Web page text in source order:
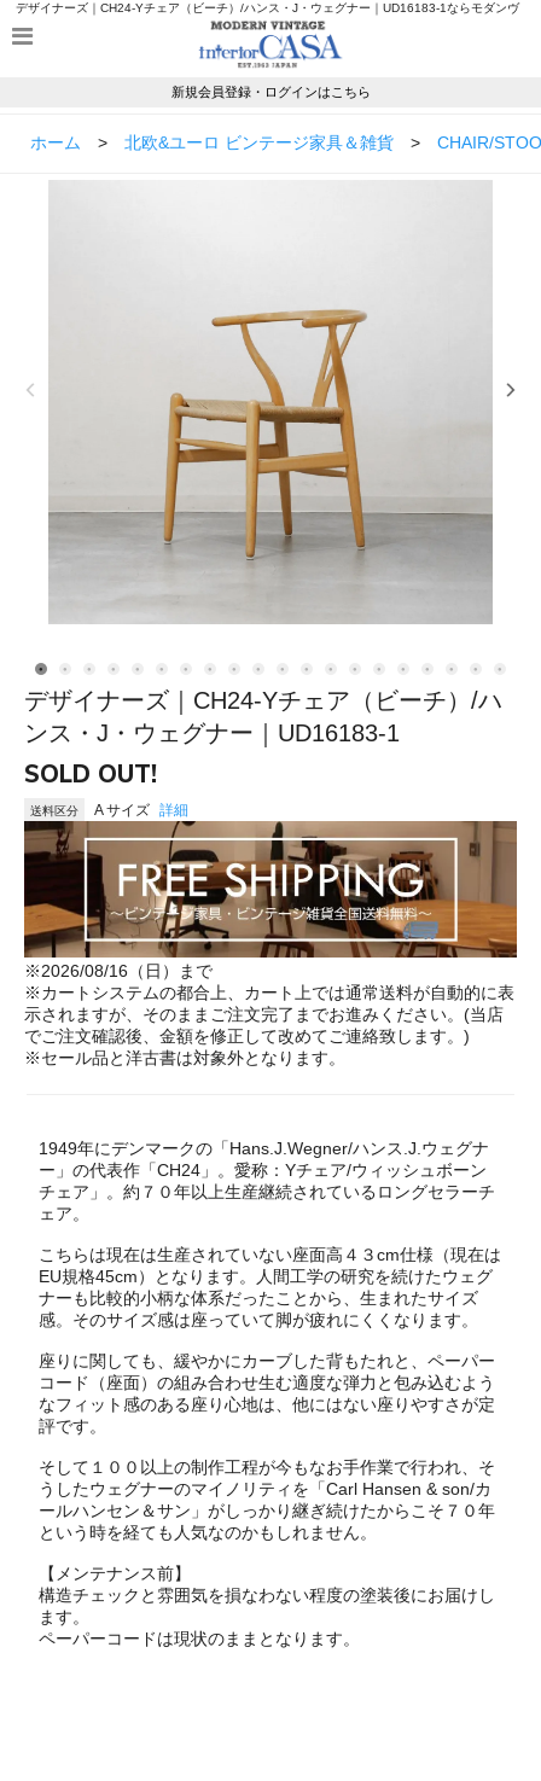
デザイナーズ｜CH24-Yチェア（ビーチ）/ハンス・J・ウェグナー｜UD16183-1ならモダンヴ
新規会員登録・ログインはこちら
ホーム > 北欧&ユーロ ビンテージ家具＆雑貨 > CHAIR/
デザイナーズ｜CH24-Yチェア（ビーチ）/ハ
ンス・J・ウェグナー｜UD16183-1
SOLD OUT!
送料区分 A サイズ 詳細
※2026/08/16（日）まで
※カートシステムの都合上、カート上では通常送料が自動的に表
示されますが、そのままご注文完了までお進みください。(当店
でご注文確認後、金額を修正して改めてご連絡致します。)
※セール品と洋古書は対象外となります。
1949年にデンマークの「Hans.J.Wegner/ハンス.J.ウェグナ
ー」の代表作「CH24」。愛称：Yチェア/ウィッシュボーン
チェア」。約７０年以上生産継続されているロングセラーチ
ェア。
こちらは現在は生産されていない座面高４３cm仕様（現在は
EU規格45cm）となります。人間工学の研究を続けたウェグ
ナーも比較的小柄な体系だったことから、生まれたサイズ
感。そのサイズ感は座っていて脚が疲れにくくなります。
座りに関しても、緩やかにカーブした背もたれと、ペーパー
コード（座面）の組み合わせ生む適度な弾力と包み込むよう
なフィット感のある座り心地は、他にはない座りやすさが定
評です。
そして１００以上の制作工程が今もなお手作業で行われ、そ
うしたウェグナーのマイノリティを「Carl Hansen & son/カ
ールハンセン＆サン」がしっかり継ぎ続けたからこそ７０年
という時を経ても人気なのかもしれません。
【メンテナンス前】
構造チェックと雰囲気を損なわない程度の塗装後にお届けし
ます。
ペーパーコードは現状のままとなります。